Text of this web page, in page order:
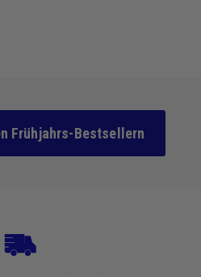
Frühjahrs-Bestsellern